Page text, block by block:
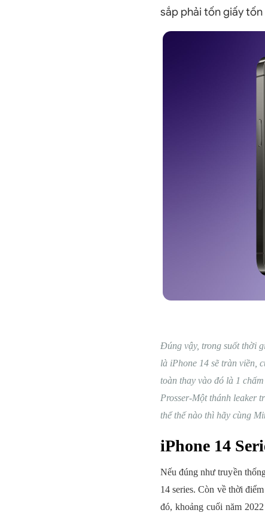
sắp phải tốn giấy
Đúng vậy, trong suốt thời
là iPhone 14 sẽ tràn viền,
toàn thay vào đó là 1
Prosser-Một thánh leaker
thể thế nào thì hãy cùng
iPhone 14
Nếu đúng như truyền
14 series. Còn về thời
đó, khoảng cuối năm